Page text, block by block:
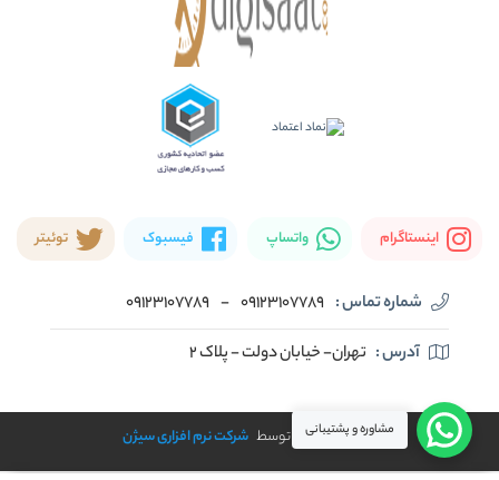
اینستاگرام واتساپ فیسبوک توئیتر
شماره تماس : 09123107789
-
09123107789
آدرس : تهران- خیابان دولت - پلاک ۲
طراحی و توسعه توسط شرکت نرم افزاری سیژن مشاوره و پشتیبانی